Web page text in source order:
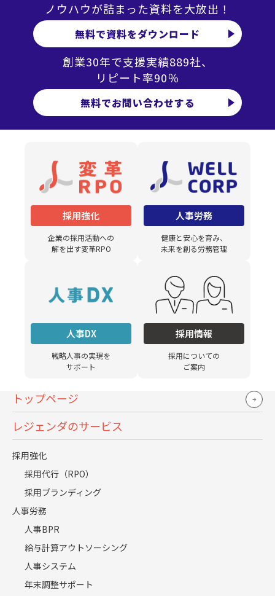
ノウハウが詰まった資料を大放出！
無料で資料をダウンロード
創業30年で支援実績889社、
リピート率90％
無料でお問い合わせする
採用強化
企業の採用活動への
解を出す変革RPO
人事労務
健康と安心を育み、
未来を創る労務管理
人事DX
戦略人事の実現を
サポート
採用情報
採用についての
ご案内
トップページ
レジェンダのサービス
採用強化
採用代行（RPO）
採用ブランディング
人事労務
人事BPR
給与計算アウトソーシング
人事システム
年末調整サポート
MUST(必須)、PLUS(歓迎)、NG(絶対回避)の3要件が未定義
だと、面接官によって評価軸がブレます。
なぜ基準が曖昧かというと、「とにかく人手が欲しい」
「既存社員が限界を迎えている」という焦りがあるからで
これは以前の採用失敗で欠員が埋まっていないからであ
り、そもそも採用基準がなく、ミスマッチ採用をしたから
解決の鍵は、採用したくない人の定義から逆算し、最低ラ
インを明確化することにあります。
原因2.リアル職務情報の不足:「よい面」だけ伝
える落とし穴
入社後に「こんなはずではなかったのに……」というギャ
ップが生じる恐れがあるため要注意です。
RJP(現実的な仕事内容の事前提示)の欠如が、早期離職の直
接的な原因となります。
応募者に対して正直に職場の状況を伝えることで、入社後
担当者は面接の段階で、業務の具体的な内容と課題を明確
に説明しましょう。
原因3.面接官スキルの不足と選考の属人化
質問設計が未整備、深掘りスキルがない、評価表を運用し
ていない結果、面接官の「勘」と「好み」で合否が決まり
このリスクとしては、適性のある人材を見逃すこと、ミス
マッチ人材を採用すること、候補者体験が低下し企業イメ
ージが悪化することが挙げられます。